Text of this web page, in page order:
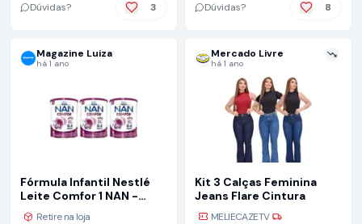
Dúvidas? 3 Dúvidas? 8
Magazine Luiza
há 1 ano
Fórmula Infantil Nestlé
Leite Comfor 1 NAN -
800g 3 Unidades
Retire na loja
Mercado Livre
há 1 ano
Kit 3 Calças Feminina
Jeans Flare Cintura
MELIECAZETV